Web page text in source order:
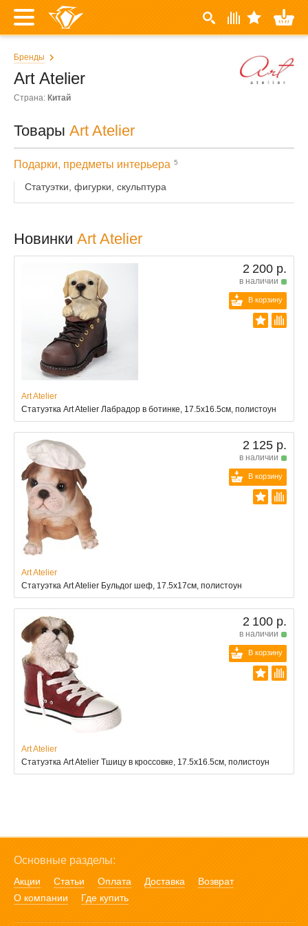
Бренды
Art Atelier
Страна: Китай
Товары Art Atelier
Подарки, предметы интерьера 5
Статуэтки, фигурки, скульптура
Новинки Art Atelier
2 200 р.
в наличии
В корзину
Art Atelier
Статуэтка Art Atelier Лабрадор в ботинке, 17.5x16.5см, полистоун
2 125 р.
в наличии
В корзину
Art Atelier
Статуэтка Art Atelier Бульдог шеф, 17.5x17см, полистоун
2 100 р.
в наличии
В корзину
Art Atelier
Статуэтка Art Atelier Тшицу в кроссовке, 17.5x16.5см, полистоун
Основные разделы:
Акции Статьи Оплата Доставка
Возврат
О компании
Где купить